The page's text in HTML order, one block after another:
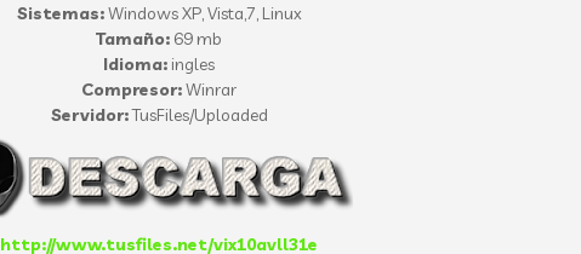
Sistemas:Windows XP, Vista,7, Linux
Tamaño: 69 mb
Idioma: ingles
Compresor:Winrar
Servidor:TusFiles/Uploaded
http://www.tusfiles.net/vix10avll31e